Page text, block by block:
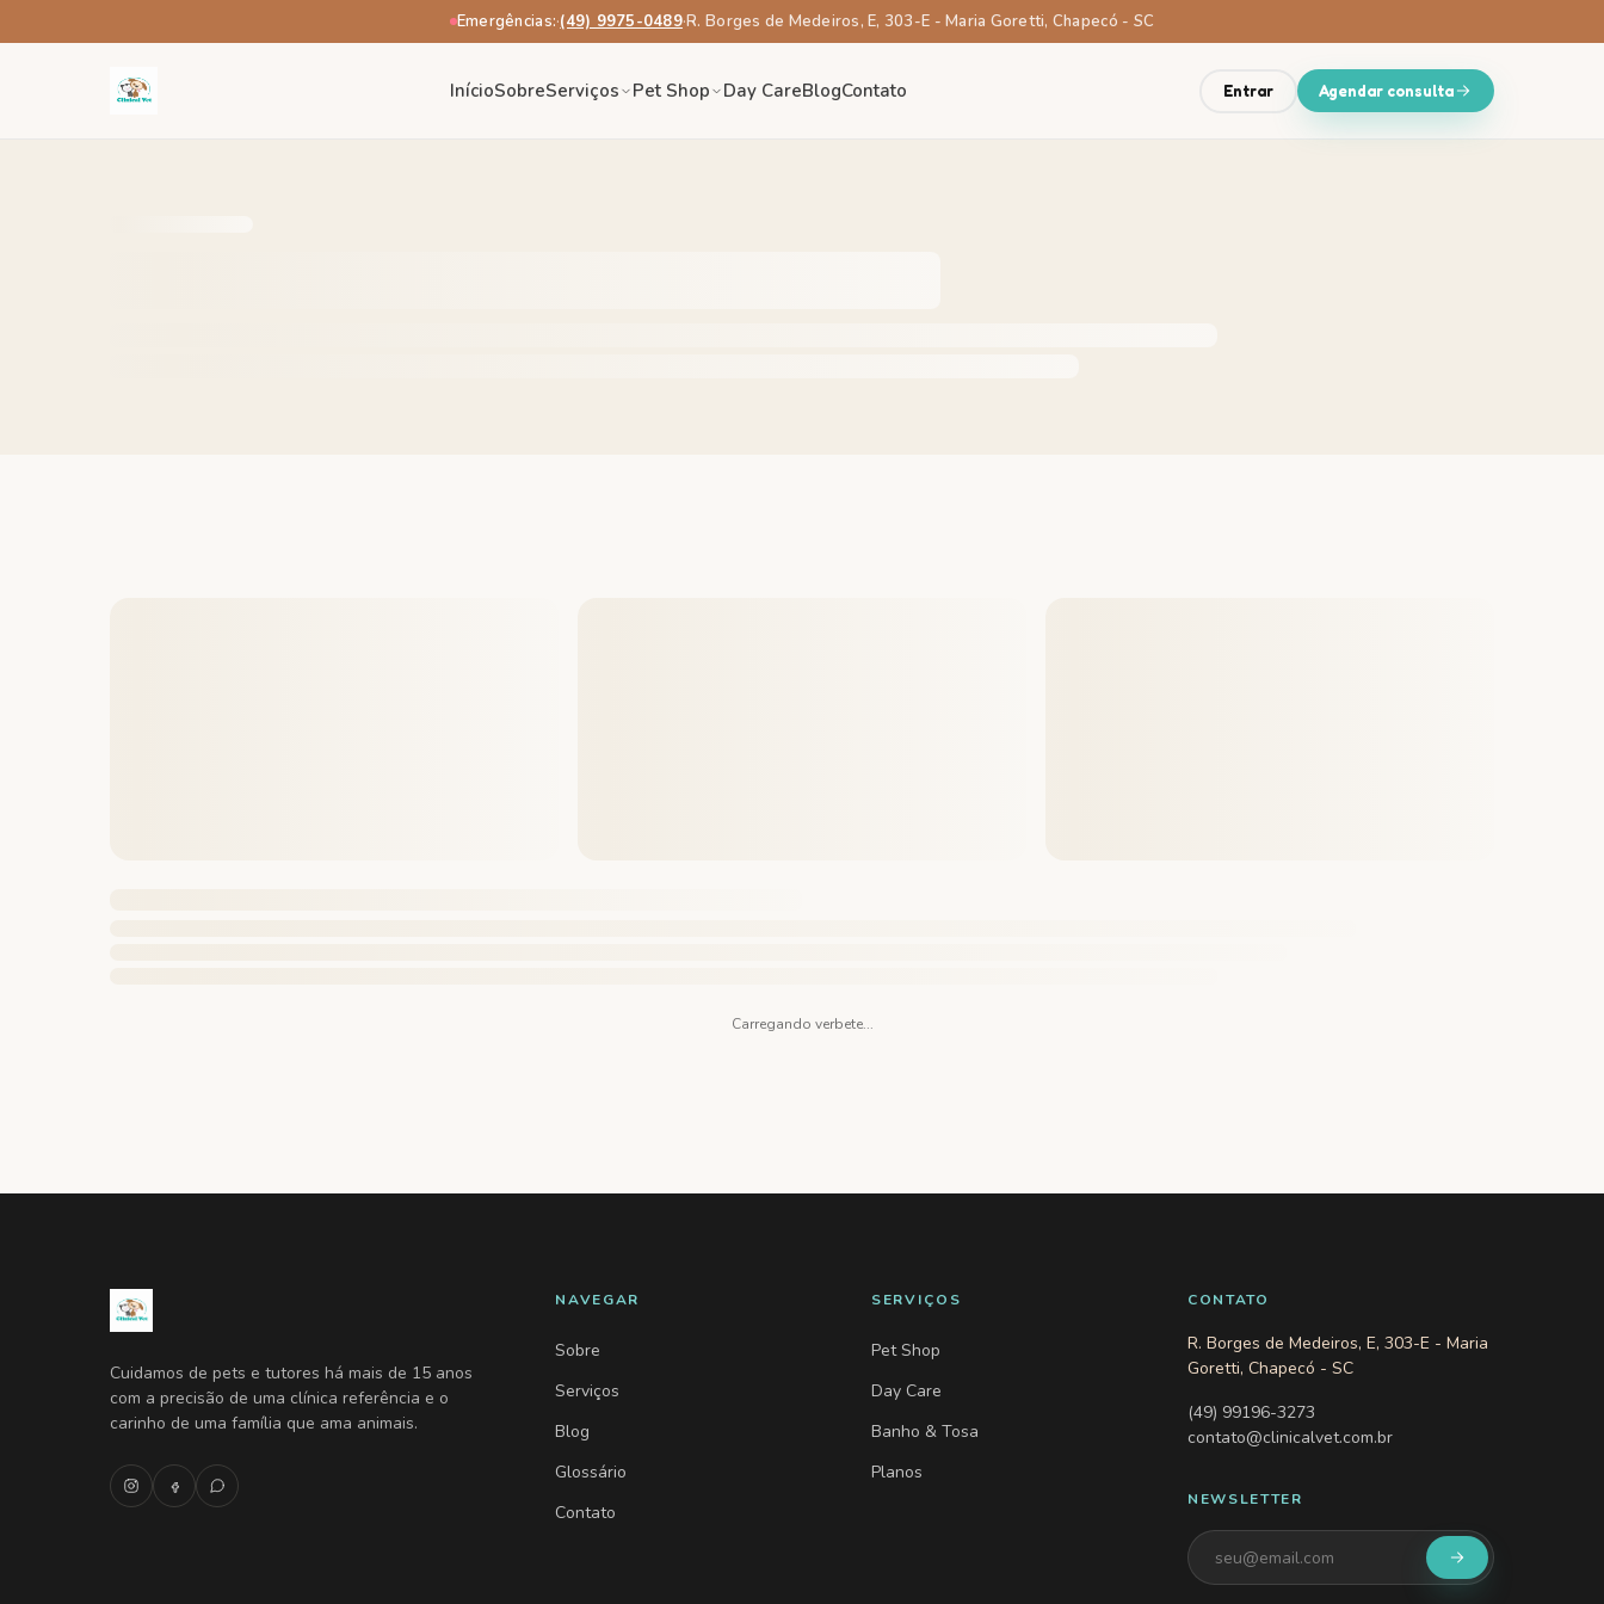
Emergências:·(49) 9975-0489·R. Borges de Medeiros, E, 303-E - Maria Goretti, Chapecó - SC
InícioSobreServiços Pet Shop Day CareBlogContato Entrar Agendar consulta
Carregando verbete...
Cuidamos de pets e tutores há mais de 15 anos
com a precisão de uma clínica referência e o
carinho de uma família que ama animais.
NAVEGAR
Sobre
Serviços
Blog
Glossário
Contato
SERVIÇOS
Pet Shop
Day Care
Banho & Tosa
Planos
CONTATO
R. Borges de Medeiros, E, 303-E - Maria
Goretti, Chapecó - SC
(49) 99196-3273
contato@clinicalvet.com.br
NEWSLETTER